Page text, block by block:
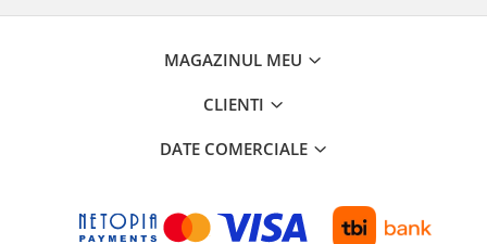
MAGAZINUL MEU
CLIENTI
DATE COMERCIALE